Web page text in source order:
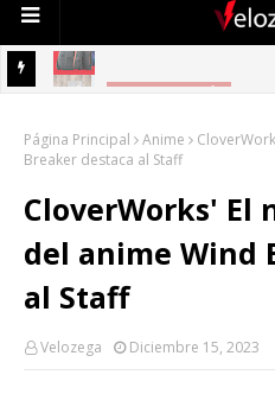
Página Principal Anime
Breaker destaca al Staff
CloverWorks' El
del anime Wind
al Staff
Velozega Diciembre 15, 2023